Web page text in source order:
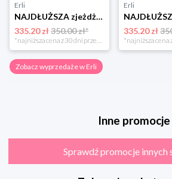
Erli
NAJDŁUŻSZA zjeżdżalnia ślizg 3m trzymetrowy szary Wodna dla dzieci 150 cm
335.20 zł350.00 zł*
*najniższa cena z 30 dni przed obniżką
Erli
335.20 zł
Zobacz wyprzedaże w Erli
Inne promocje
Sprawdź promocje innych